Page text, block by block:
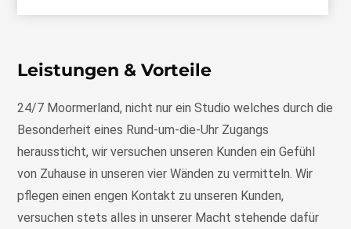
Leistungen & Vorteile
24/7 Moormerland, nicht nur ein Studio welches durch die
Besonderheit eines Rund-um-die-Uhr Zugangs
heraussticht, wir versuchen unseren Kunden ein Gefühl
von Zuhause in unseren vier Wänden zu vermitteln. Wir
pflegen einen engen Kontakt zu unseren Kunden,
versuchen stets alles in unserer Macht stehende dafür